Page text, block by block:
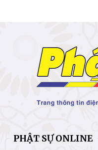
PHẬT SỰ ONLINE